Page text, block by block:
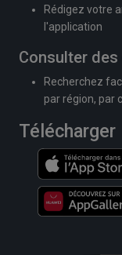
Rédigez votre
l'application
Consulter
Recherchez
par région, par
Télécharger